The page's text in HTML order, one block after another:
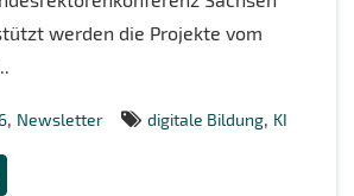
werden die Projekte vom
, Newsletter digitale Bildung, KI